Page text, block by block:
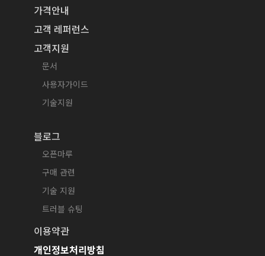
가격안내
고객 레퍼런스
고객지원
문서
사용자가이드
기술지원
블로그
오픈마루
구매 관련
기술 지원
트러블 슈팅
이용약관
개인정보처리방침